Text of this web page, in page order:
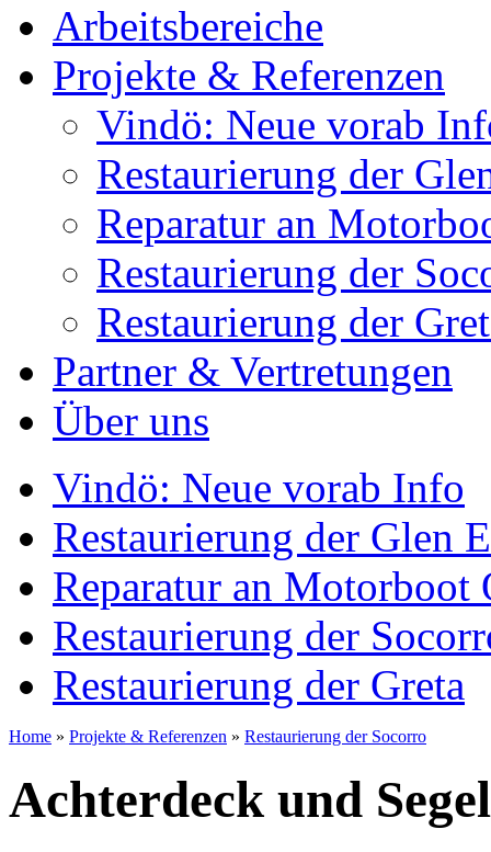
Arbeitsbereiche
Projekte & Referenzen
Vindö: Neue vorab
Restaurierung der
Reparatur an
Restaurierung der
Restaurierung der
Partner & Vertretungen
Über uns
Vindö: Neue vorab Info
Restaurierung der Glen
Reparatur an Motorboot
Restaurierung der
Restaurierung der Greta
Home » Projekte & Referenzen » Restaurierung der Socorro
Achterdeck und